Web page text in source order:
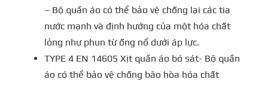
– Bộ quần áo có thể bảo vệ chống lại các tia
nước mạnh và định hướng của một hóa chất
lỏng như phun từ ống nổ dưới áp lực.
TYPE 4 EN 14605 Xịt quần áo bó sát- Bộ quần
áo có thể bảo vệ chống bão hòa hóa chất